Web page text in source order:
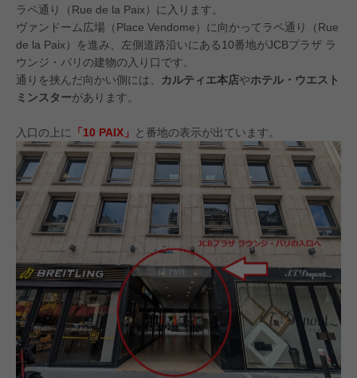
ラペ通り（Rue de la Paix）に入ります。
ヴァンドーム広場（Place Vendome）に向かってラペ通り（Rue
de la Paix）を進み、左側道路沿いにある10番地がJCBプラザ ラ
ウンジ・パリの建物の入り口です。
通りを挟んだ向かい側には、
カルティエ本店やホテル・ウエスト
ミンスターがあります。
入口の上に 「10 PAIX」 と番地の表示が出ています。